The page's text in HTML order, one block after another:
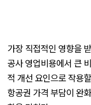
가장 직접적인 영향을
공사 영업비용에서 큰
적 개선 요인으로 작용
항공권 가격 부담이 완